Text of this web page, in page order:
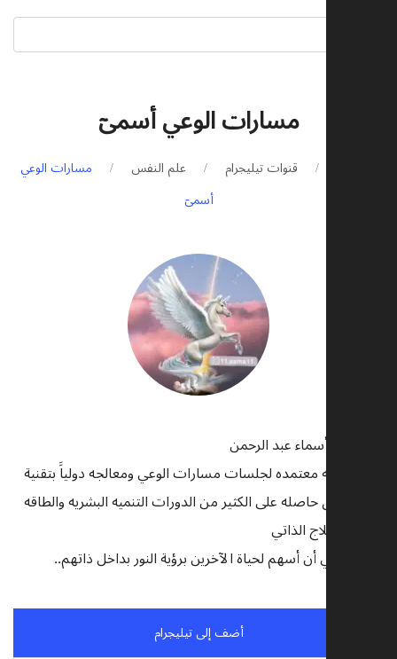
مسارات الوعي أسمىٓ
قنوات تيليجرام علم النفس
مسارات الوعي
أسمىٓ
💎 كوتش أسماء عبد الرحمن
💎 ممارسه معتمده لجلسات مسارات الوعي ومعالجه دولياََ بتقنية
الثيتا هيلنق حاصله على الكثير من الدورات التنميه البشريه والطاقه
الحيوه والعلاج الذاتي
💎 يسعدني أن أسهم لحياة الآخرين برؤية النور بداخل ذاتهم..
أضف إلى تيليجرام